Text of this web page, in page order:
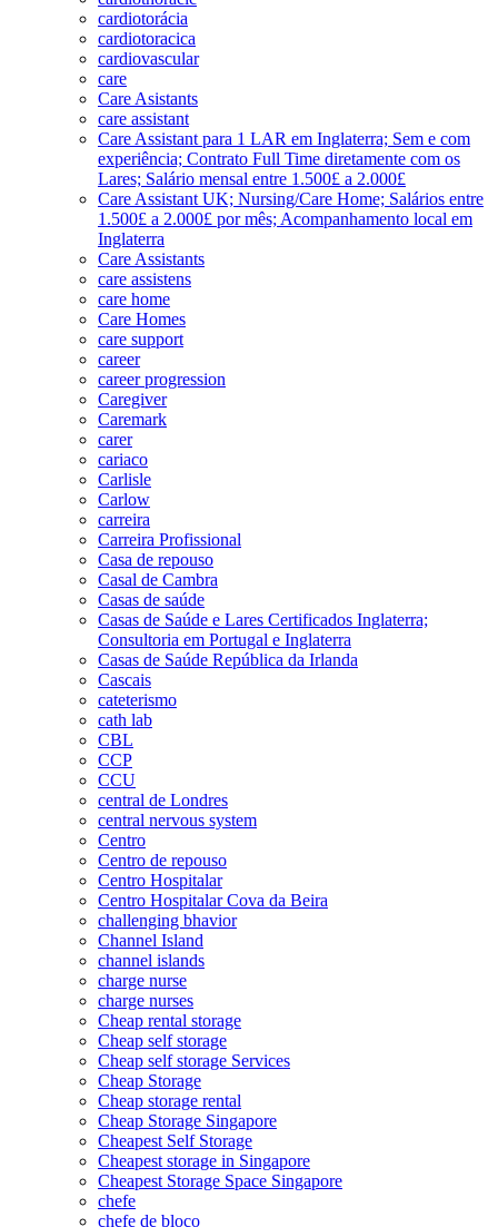
cardiotorácia
cardiotoracica
cardiovascular
care
Care Asistants
care assistant
Care Assistant para 1 LAR em Inglaterra; Sem e com
experiência; Contrato Full Time diretamente com os
Lares; Salário mensal entre 1.500£ a 2.000£
Care Assistant UK; Nursing/Care Home; Salários entre
1.500£ a 2.000£ por mês; Acompanhamento local em
Inglaterra
Care Assistants
care assistens
care home
Care Homes
care support
career
career progression
Caregiver
Caremark
carer
cariaco
Carlisle
Carlow
carreira
Carreira Profissional
Casa de repouso
Casal de Cambra
Casas de saúde
Casas de Saúde e Lares Certificados Inglaterra;
Consultoria em Portugal e Inglaterra
Casas de Saúde República da Irlanda
Cascais
cateterismo
cath lab
CBL
CCP
CCU
central de Londres
central nervous system
Centro
Centro de repouso
Centro Hospitalar
Centro Hospitalar Cova da Beira
challenging bhavior
Channel Island
channel islands
charge nurse
charge nurses
Cheap rental storage
Cheap self storage
Cheap self storage Services
Cheap Storage
Cheap storage rental
Cheap Storage Singapore
Cheapest Self Storage
Cheapest storage in Singapore
Cheapest Storage Space Singapore
chefe
chefe de bloco